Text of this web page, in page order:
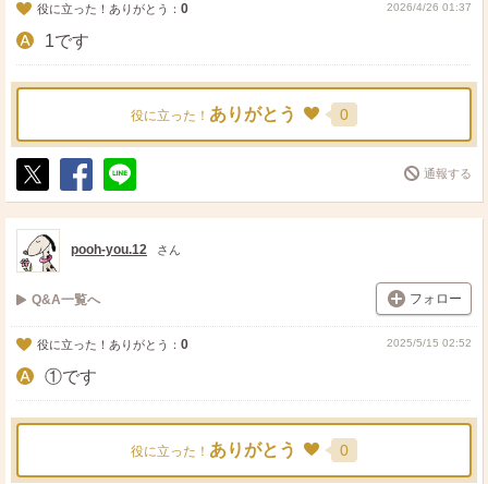
役に立った！ありがとう： 0 2026/4/26 01:37
1です
役に立った！ ありがとう 0
ポ
ス
ト
シ
ェ
送
る
通報する
pooh-you.12 さん
Q&A一覧へ フォロー
役に立った！ありがとう： 0 2025/5/15 02:52
①です
役に立った！ ありがとう 0